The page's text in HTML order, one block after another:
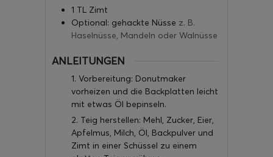
1 TL Zimt
Optional: gehackte Nüsse z. B.
Haselnüsse, Mandeln oder Walnüsse
ANLEITUNGEN
1. Vorbereitung: Donutmaker
vorheizen und die Backplatten leicht
mit etwas Öl bepinseln.
2. Teig herstellen: Mehl, Zucker, Eier,
Apfelmus, Milch, Öl, Backpulver und
Zimt in einer Schüssel zu einem